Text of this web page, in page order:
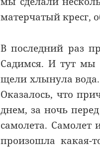
матерчатый кресг,
В последний раз
Садимся. И тут мы
щели хлынула
Оказалось, что
днем, за ночь
самолета. Самолет
произошла какая-